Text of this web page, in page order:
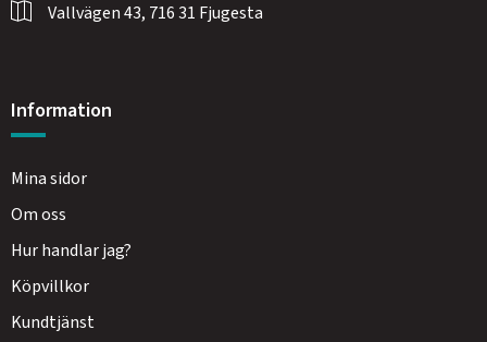
Vallvägen 43, 716 31 Fjugesta
Information
Mina sidor
Om oss
Hur handlar jag?
Köpvillkor
Kundtjänst